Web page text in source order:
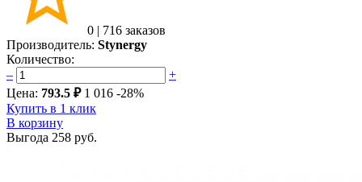
0 | 716 заказов
Производитель: Stynergy
Количество:
–
+
Цена: 793.5 ₽ 1 016 -28%
Купить в 1 клик
В корзину
Выгода 258 руб.